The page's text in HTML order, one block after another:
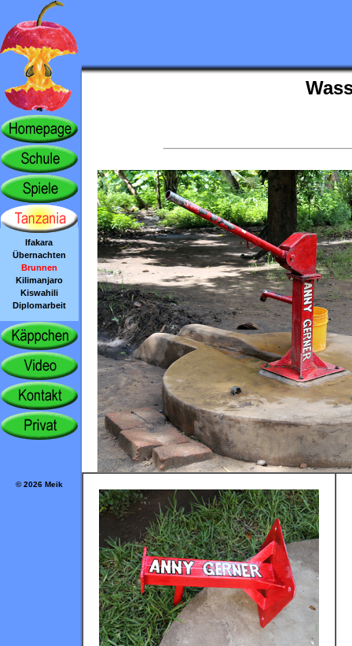
Ifakara
Übernachten
Brunnen
Kilimanjaro
Kiswahili
Diplomarbeit
© 2026 Meik